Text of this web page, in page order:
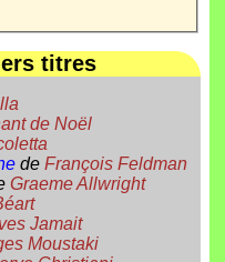
titres
de Noël
de François Feldman
Graeme Allwright
Jamait
Moustaki